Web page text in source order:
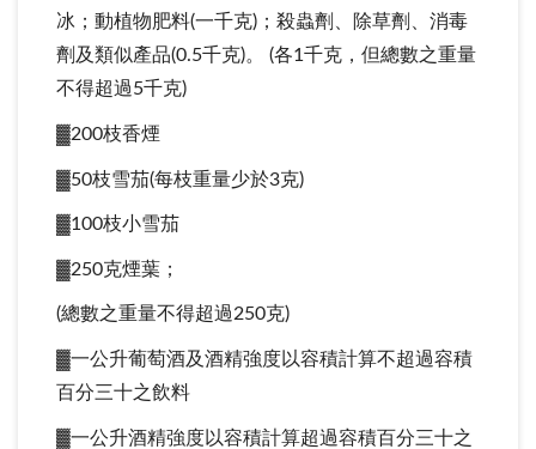
冰；動植物肥料(一千克)；殺蟲劑、除草劑、消毒
劑及類似產品(0.5千克)。 (各1千克，但總數之重量
不得超過5千克)
▓200枝香煙
▓50枝雪茄(每枝重量少於3克)
▓100枝小雪茄
▓250克煙葉；
(總數之重量不得超過250克)
▓一公升葡萄酒及酒精強度以容積計算不超過容積
百分三十之飲料
▓一公升酒精強度以容積計算超過容積百分三十之